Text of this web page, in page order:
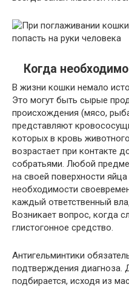
Когда
В жизни кошки немало
Это могут быть сырые
происхождения (мясо,
представляют
которых в кровь
возрастает при контакте
собратьями. Любой
на своей поверхности
необходимости
каждый ответственный
Возникает вопрос, когда
глистогонное средство.
Антигельминтики
подтверждения диагноза.
подбирается, исходя из